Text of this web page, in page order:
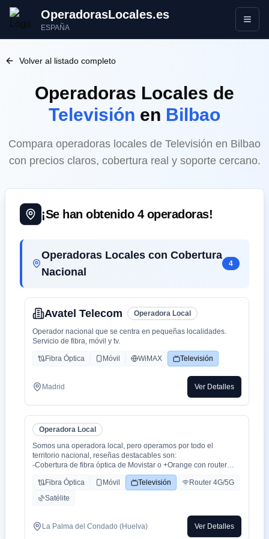
OperadorasLocales.es
ESPAÑA Abrir
Volver al listado completo
Operadoras Locales de
Televisión en Bilbao
Compara operadoras locales de Televisión en Bilbao
con precios claros, cobertura real y soporte cercano.
¡Se han obtenido 4operadoras!
Operadoras Locales con Cobertura
Nacional
4
Avatel Telecom Operadora Local
Operador nacional que se centra en pequeñas localidades.
Servicio de fibra, móvil y tv.
Fibra Óptica Móvil WiMAX Televisión
Madrid Ver Detalles
Operadora Local
Somos una operadora local, pero operamos por todo el
territorio nacional, reseñas destacables son:
-Cobertura de fibra óptica de Movistar o +Orange con router
-Cobertura movil con triple cobertura Orange, Yoigo y Movistar
-TV con todo el deporte o con toda la plataformas de cine y
series como Netflix, HBO, Amazon Prime, Apple TV, Disney+
-También somos colaboradores con alarmas de la marca ADT
con la mayor red de alarma de Europa.
Fibra Óptica Móvil Televisión
Router 4G/5G
Satélite
La Palma del Condado (Huelva) Ver Detalles